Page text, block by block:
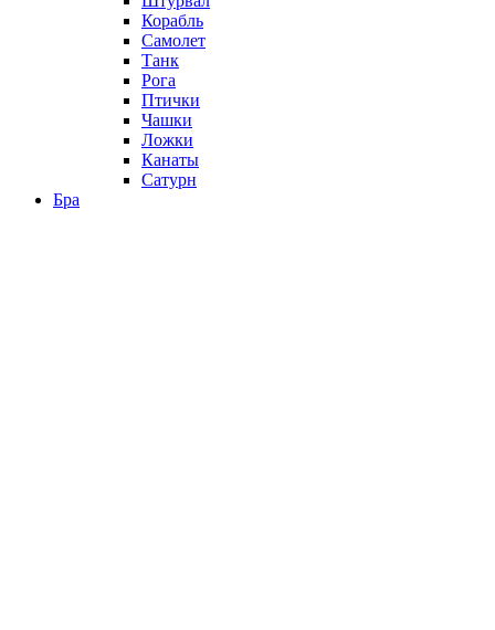
Корабль
Самолет
Танк
Рога
Птички
Чашки
Ложки
Канаты
Сатурн
Бра